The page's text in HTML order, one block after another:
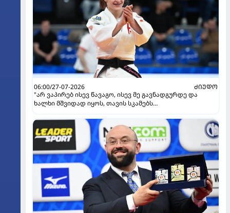
06:00/27-07-2026
ᲫᲘᲣᲓᲝ
"არ ვაპირებ ისევ წავაგო, ისევ მე გავნადგურდე და
ხალხი მშვიდად იყოს, თავის სკამებს